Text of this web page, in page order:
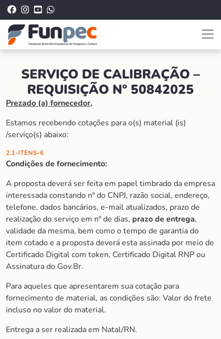
SERVIÇO DE CALIBRAÇÃO –
REQUISIÇÃO Nº 50842025
Prezado (a) fornecedor,
Estamos recebendo cotações para o(s) material (is)
/serviço(s) abaixo:
2.1-ITENS-6
Condições de fornecimento:
A proposta deverá ser feita em papel timbrado da empresa
interessada constando nº do CNPJ, razão social, endereço,
telefone, dados bancários, e-mail atualizados, prazo de
realização do serviço em nº de dias, prazo de entrega,
validade da mesma, bem como o tempo de garantia do
item cotado e a proposta deverá esta assinada por meio de
Certificado Digital com token, Certificado Digital RNP ou
Assinatura do Gov.Br.
Para aqueles que apresentarem sua cotação para
fornecimento de material, as condições são: Valor do frete
incluso no valor do material.
Entrega a ser realizada em Natal/RN.